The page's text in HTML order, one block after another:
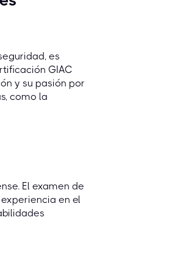
es
GIAC
y su pasión por
como la
El examen de
en el